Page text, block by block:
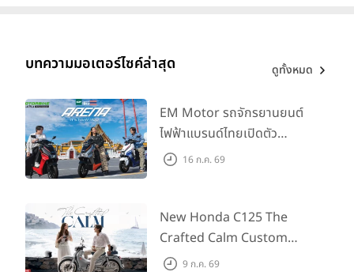
บทความมอเตอร์ไซค์ล่าสุด ดูทั้งหมด
EM Motor รถจักรยานยนต์
ไฟฟ้าแบรนด์ไทยเปิดตัว
ARENA ที่มาในราคาพิเศษ
555 คันแรกรับฟรี Adapter
Type2 ฟรี
16 ก.ค. 69
New Honda C125 The
Crafted Calm Custom
Edition ถ่ายทอดความคลาสสิ
9 ก.ค. 69